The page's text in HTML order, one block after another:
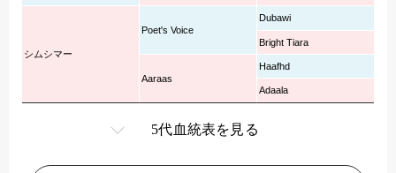
シムシマー
Poet's Voice
Aaraas
Dubawi
Bright Tiara
Haafhd
Adaala
5代血統表を見る